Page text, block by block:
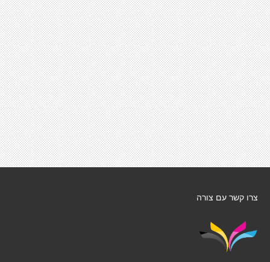
צרו קשר עם צורה